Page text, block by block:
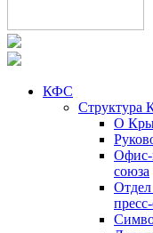
КФС
Структура
О
Офис-
союза